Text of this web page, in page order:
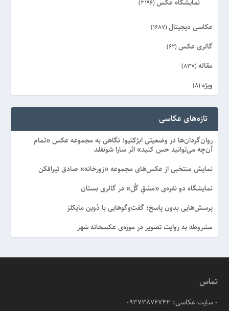
نمایشگاه عکس (3196)
عکاسی دیجیتال (1687)
گالری عکس (62)
مقاله (837)
ویژه (8)
تازه‌های عکاسی
روان‌گردان‌ها در وضعیتی ابژکتیو؛ نگاهی به مجموعه عکس «تمام
آن‌چه می‌توانید حس کنید» اثر سارا شونفلد
نمایش منتخبی از عکس‌های مجموعه «زورخانه» صادق تیرافکن
نمایشگاه دو نفره‌ی «مشقِ گُل» در گالری بستان
پرسش‌هایی بدون پاسخ؛ گفت‌وگوهایی با دُوین مایکلز
مشروطه به روایت تصویر در موزه‌ی عکسخانه شهر
تماس
- سایت عکاسی: 09373876743